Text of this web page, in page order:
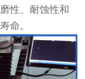
性、耐蚀性和
命。